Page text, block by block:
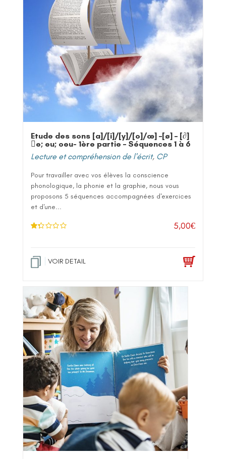
Etude des sons [a]/[i]/[y]/[o]/œ] –[ø] – [∂]
e; eu; oeu- 1ère partie – Séquences 1 à 6
Lecture et compréhension de l'écrit, CP
Pour travailler avec vos élèves la conscience
phonologique, la phonie et la graphie, nous vous
proposons 5 séquences accompagnées d'exercices
et d'une...
5
sur
5,00€
VOIR DETAIL